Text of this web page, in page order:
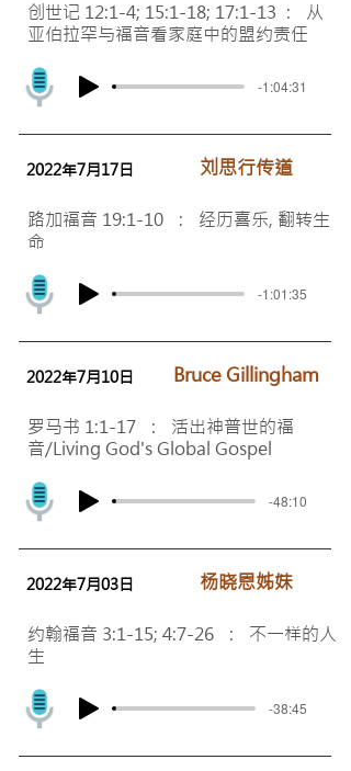
创世记 12:1-4; 15:1-18; 17:1-13 : 从
亚伯拉罕与福音看家庭中的盟约责任
-1:04:31
2022年7月17日 ​刘思行传道
路加福音 19:1-10 : 经历喜乐, 翻转生
命
-1:01:35
2022年7月10日 Bruce Gillingham
罗马书 1:1-17 : 活出神普世的福
音/Living God's Global Gospel
-48:10
2022年7月03日 ​杨晓恩姊妹
约翰福音 3:1-15; 4:7-26 : 不一样的人
生
-38:45